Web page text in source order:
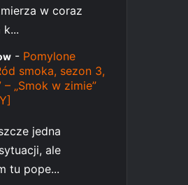
w coraz
k...
- Pomylone
smoka, sezon 3,
„Smok w zimie”
jedna
ale
tu pope...